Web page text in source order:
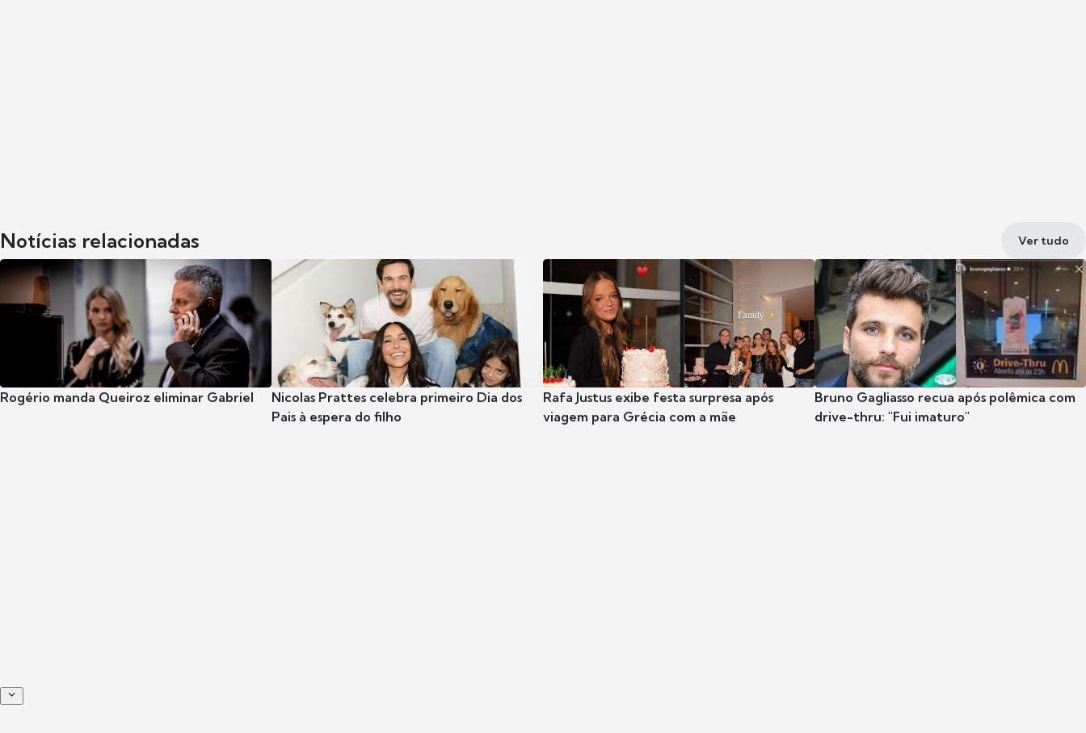
Notícias relacionadas Ver tudo
Rogério manda Queiroz eliminar Gabriel
Nicolas Prattes celebra primeiro Dia dos
Pais à espera do filho
Rafa Justus exibe festa surpresa após
viagem para Grécia com a mãe
Bruno Gagliasso recua após polêmica com
drive-thru: "Fui imaturo"